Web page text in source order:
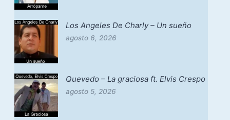
Los Angeles De Charly – Un sueño
agosto 6, 2026
Quevedo – La graciosa ft. Elvis Crespo
agosto 5, 2026